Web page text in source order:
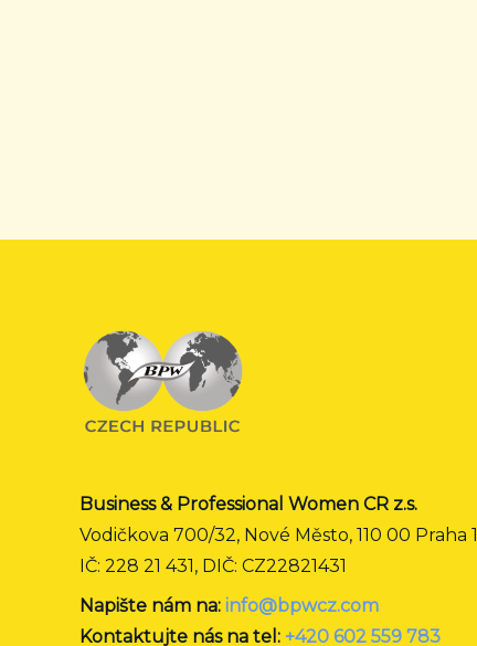
Business & Professional Women CR z.s.
Vodičkova 700/32, Nové Město, 110 00 Praha 1
IČ: 228 21 431, DIČ: CZ22821431
Napište nám na: info@bpwcz.com
Kontaktujte nás na tel: +420 602 559 783